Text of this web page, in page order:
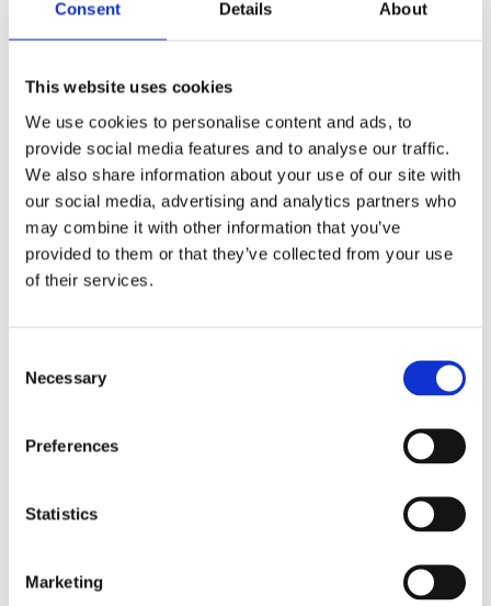
Consent Details About
This website uses cookies
We use cookies to personalise content and ads, to
provide social media features and to analyse our traffic.
We also share information about your use of our site with
our social media, advertising and analytics partners who
may combine it with other information that you’ve
provided to them or that they’ve collected from your use
of their services.
Selection
Necessary
Preferences
Statistics
Marketing
gånger om. Med tekniken får man ut 3-4 gånger
förhållandevis till ljusflödet. Se till att du också
använder den nya tekniken och maximerar ditt
ljus! De små måtten i förhållandevis till Optimus
ljusstyrka är enormt och ger många
användningsområden.
Data:
Teknik: Prime Drive, IRIS
Litet inbyggnadsmått.
Strömförbrukning: 0.83 Amp vid 12 v.
Klassning vibrationer: 14 Grms
Vikt: 0.62kg